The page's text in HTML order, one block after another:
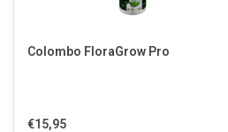
Colombo FloraGrow Pro
€15,95